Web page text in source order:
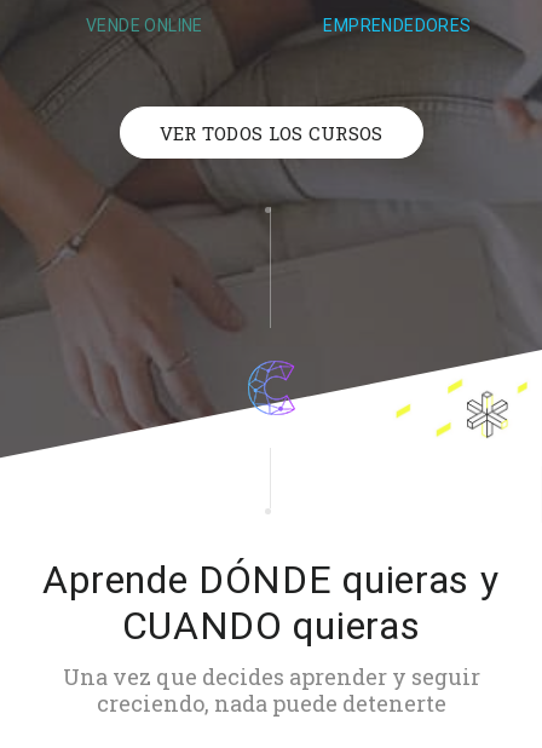
VENDE ONLINE EMPRENDEDORES
VER TODOS LOS CURSOS
Aprende DÓNDE quieras y
CUANDO quieras
Una vez que decides aprender y seguir
creciendo, nada puede detenerte